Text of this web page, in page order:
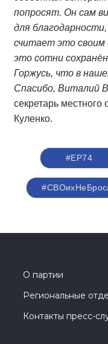
попросят. Он сам
для
считает это своим
это сотни
Горжусь, что в
Спасибо, Виталий
секретарь местного
Куленко.
#ЕР74
О партии
Региональные
Контакты пресс-